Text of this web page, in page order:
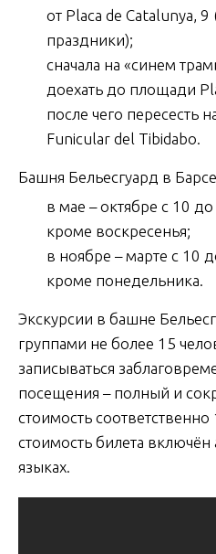
от Placa de Catalunya,
праздники);
сначала на «синем
доехать до площади
после чего пересесть
Funicular del Tibidabo.
Башня Бельесгуард в
в мае – октябре с 10
кроме воскресенья;
в ноябре – марте с 10
кроме понедельника.
Экскурсии в башне
группами не более 15
записываться
посещения – полный и
стоимость соответственно
стоимость билета
языках.